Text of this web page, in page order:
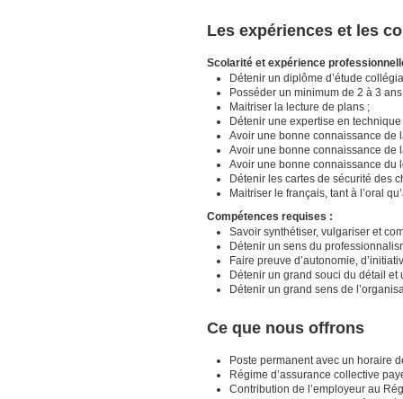
Les expériences et les
Scolarité et expérience
Détenir un diplôme d’étude
Posséder un minimum de 2 à 3
Maitriser la lecture de plans ;
Détenir une expertise en
Avoir une bonne connaissance de
Avoir une bonne connaissance de
Avoir une bonne connaissance du
Détenir les cartes de sécurité des
Maitriser le français, tant à l’oral
Compétences requises :
Savoir synthétiser, vulgariser et
Détenir un sens du
Faire preuve d’autonomie,
Détenir un grand souci du détail
Détenir un grand sens de
Ce que nous offrons
Poste permanent avec un horaire
Régime d’assurance collective
Contribution de l’employeur au